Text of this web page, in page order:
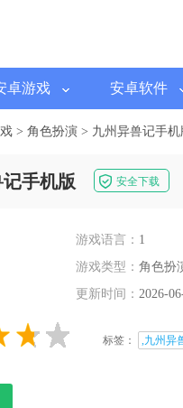
卓游戏 安卓软件
> 角色扮演 > 九州异兽记手机
手机版 安全下载
游戏语言： 1
游戏类型： 角色扮
更新时间： 2026-
标签： ,九州异